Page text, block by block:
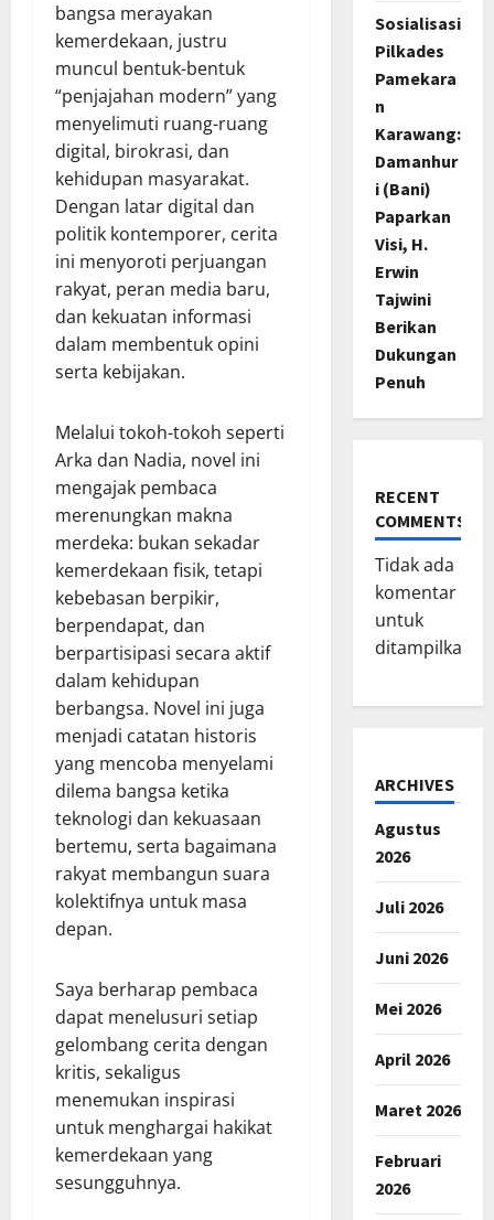
bangsa merayakan
kemerdekaan, justru
muncul bentuk-bentuk
“penjajahan modern” yang
menyelimuti ruang-ruang
digital, birokrasi, dan
kehidupan masyarakat.
Dengan latar digital dan
politik kontemporer, cerita
ini menyoroti perjuangan
rakyat, peran media baru,
dan kekuatan informasi
dalam membentuk opini
serta kebijakan.
Melalui tokoh-tokoh seperti
Arka dan Nadia, novel ini
mengajak pembaca
merenungkan makna
merdeka: bukan sekadar
kemerdekaan fisik, tetapi
kebebasan berpikir,
berpendapat, dan
berpartisipasi secara aktif
dalam kehidupan
berbangsa. Novel ini juga
menjadi catatan historis
yang mencoba menyelami
dilema bangsa ketika
teknologi dan kekuasaan
bertemu, serta bagaimana
rakyat membangun suara
kolektifnya untuk masa
depan.
Saya berharap pembaca
dapat menelusuri setiap
gelombang cerita dengan
kritis, sekaligus
menemukan inspirasi
untuk menghargai hakikat
kemerdekaan yang
sesungguhnya.
Sosialisasi
Pilkades
Pamekara
n
Karawang:
Damanhur
i (Bani)
Paparkan
Visi, H.
Erwin
Tajwini
Berikan
Dukungan
Penuh
RECENT
COMMENTS
Tidak ada
komentar
untuk
ditampilkan.
ARCHIVES
Agustus
2026
Juli 2026
Juni 2026
Mei 2026
April 2026
Maret 2026
Februari
2026